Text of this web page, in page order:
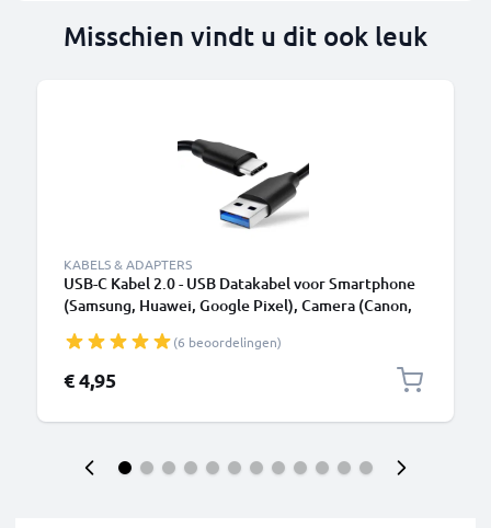
Misschien vindt u dit ook leuk
KABELS & ADAPTERS
USB-C Kabel 2.0 - USB Datakabel voor Smartphone
(Samsung, Huawei, Google Pixel), Camera (Canon,
Oplaadkabel USB C Stekker
(6 beoordelingen)
€ 4,95